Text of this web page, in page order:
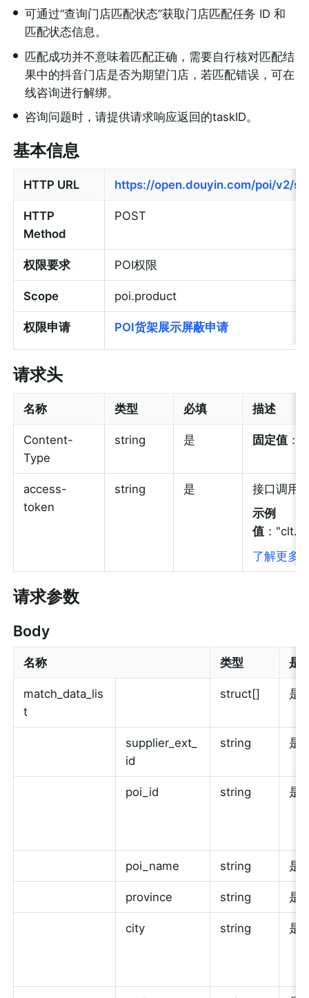
• 可通过“查询门店匹配状态”获取门店匹配任务 ID 和
匹配状态信息。
• 匹配成功并不意味着匹配正确，需要自行核对匹配结
果中的抖音门店是否为期望门店，若匹配错误，可在
线咨询进行解绑。
• 咨询问题时，请提供请求响应返回的taskID。
基本信息
HTTP URL https://open.douyin.com/poi/v2/
HTTP
Method
POST
权限要求 POI权限
Scope poi.product
权限申请 POI货架展示屏蔽申请
请求头
名称 类型 必填 描述
Content-
Type
string 是 固定值 ：
access-
token
string 是
接口调用
示例
值 ：
了解更多
请求参数
Body
名称 类型 是
match_data_lis
t
struct[] 是
supplier_ext_
id
string 是
poi_id string 是
poi_name string 是
province string 是
city string 是